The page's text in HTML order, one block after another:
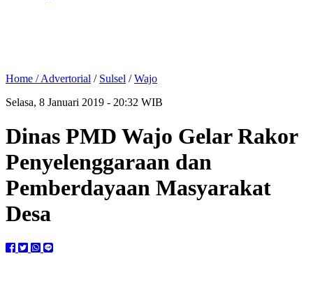
Home /Advertorial / Sulsel /Wajo
Selasa, 8 Januari 2019 - 20:32 WIB
Dinas PMD Wajo Gelar Rakor
Penyelenggaraan dan
Pemberdayaan Masyarakat
Desa